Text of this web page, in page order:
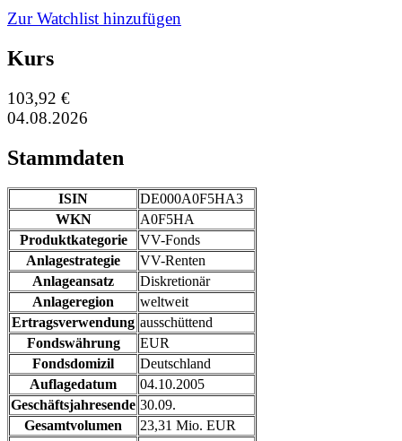
Zur Watchlist hinzufügen
Kurs
103,92 €
04.08.2026
Stammdaten
ISIN
DE000A0F5HA3
WKN
A0F5HA
Produktkategorie
VV-Fonds
Anlagestrategie
VV-Renten
Anlageansatz
Diskretionär
Anlageregion
weltweit
Ertragsverwendung ausschüttend
Fondswährung
EUR
Fondsdomizil
Deutschland
Auflagedatum
04.10.2005
Geschäftsjahresende 30.09.
Gesamtvolumen
23,31 Mio. EUR